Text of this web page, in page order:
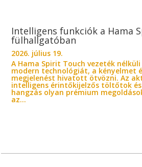
Intelligens funkciók a Hama
fülhallgatóban
2026. július 19.
A Hama Spirit Touch vezeték
modern technológiát, a kényelmet
megjelenést hivatott ötvözni. Az
intelligens érintőkijelzős töltőtok
hangzás olyan prémium
az...